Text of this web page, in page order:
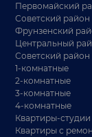
Первомайский
Советский район
Фрунзенский
Центральный
Советский район
1-комнатные
2-комнатные
3-комнатные
4-комнатные
Квартиры-студии
Квартиры с